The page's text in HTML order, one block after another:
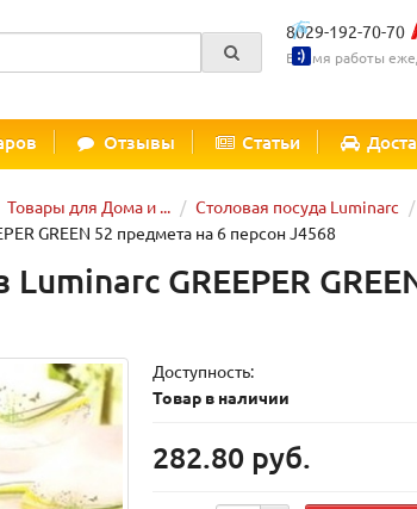
8029-192-70-70
Время работы
Отзывы Статьи
Товары для Дома и ... Столовая посуда Luminarc
GREEN 52 предмета на 6 персон J4568
GREEPER
Доступность:
Товар в наличии
282.80 руб.